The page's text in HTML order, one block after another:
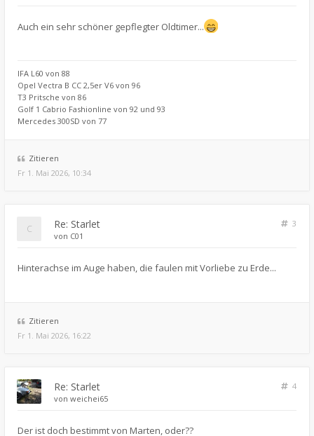
Auch ein sehr schöner gepflegter Oldtimer...
IFA L60 von 88
Opel Vectra B CC 2,5er V6 von 96
T3 Pritsche von 86
Golf 1 Cabrio Fashionline von 92 und 93
Mercedes 300SD von 77
Zitieren
Fr 1. Mai 2026, 10:34
Re: Starlet
3
von C01
Hinterachse im Auge haben, die faulen mit Vorliebe zu Erde...
Zitieren
Fr 1. Mai 2026, 16:22
Re: Starlet
4
von weichei65
Der ist doch bestimmt von Marten, oder??